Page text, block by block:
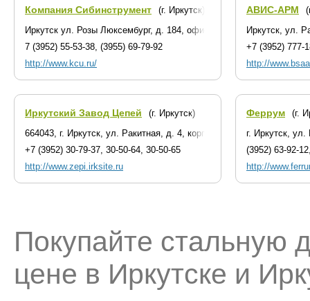
Компания Сибинструмент
(г. Иркутск)
Иркутск ул. Розы Люксембург, д. 184, офис 215
7 (3952) 55-53-38, (3955) 69-79-92
http://www.kcu.ru/
АВИС-АРМ
Иркутск, ул.
+7 (3952) 777-
http://
Иркутский Завод Цепей
(г. Иркутск)
664043, г. Иркутск, ул. Ракитная, д. 4, корп. 1
+7 (3952) 30-79-37, 30-50-64, 30-50-65
http://www.zepi.irksite.ru
Феррум
(г.
г. Иркутск,
(3952) 63-92-
http://
Покупайте стальную
цене в Иркутске и